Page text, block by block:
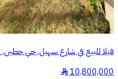
فيلا للبيع في شارع سهيل, حي حطين,
10,800,000
§